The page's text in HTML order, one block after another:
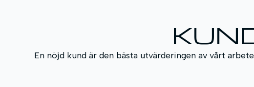
En nöjd kund är den bästa utvärderingen av vårt